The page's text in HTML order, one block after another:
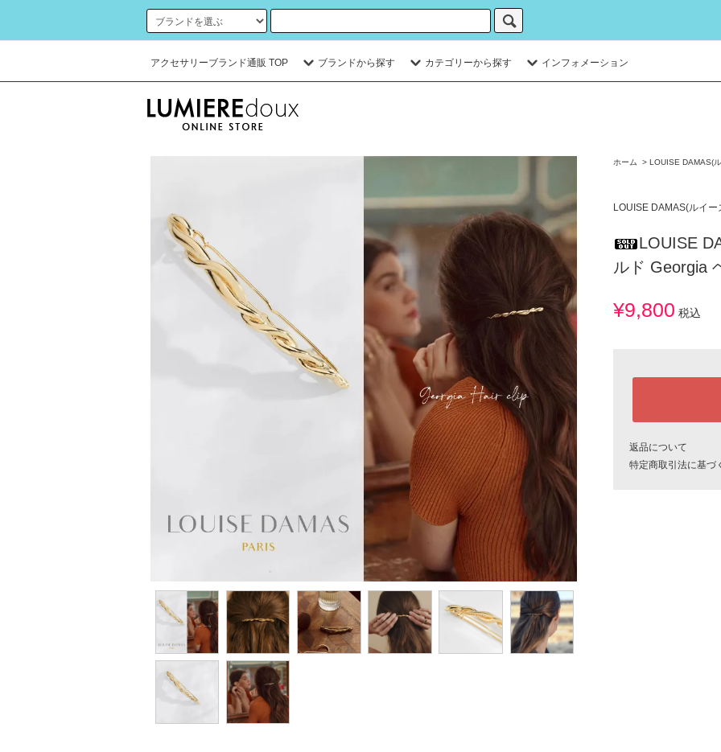
アクセサリーブランド通販 TOP ブランドから探す カテゴリーから探す インフォメーション
ホーム > LOUISE DAMAS(
LOUISE DAMAS(ルイー
LOUISE
ルド Georgia
¥9,800 税込
返品について
特定商取引法に基づ